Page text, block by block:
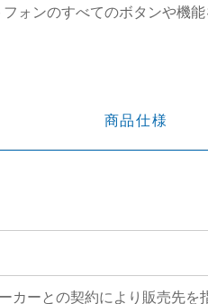
ォンのすべてのボタンや機能
商品仕様
カーとの契約により販売先